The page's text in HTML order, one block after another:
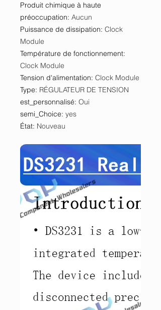
Produit chimique à haute
préoccupation: Aucun
Puissance de dissipation: Clock
Module
Température de fonctionnement:
Clock Module
Tension d'alimentation: Clock Module
Type: RÉGULATEUR DE TENSION
est_personnalisé: Oui
semi_Choice: yes
État: Nouveau